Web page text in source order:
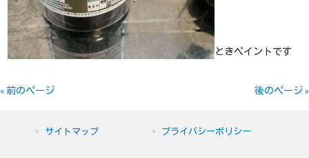
ときペイントです
« 前のページ 後のページ »
サイトマップ プライバシーポリシー